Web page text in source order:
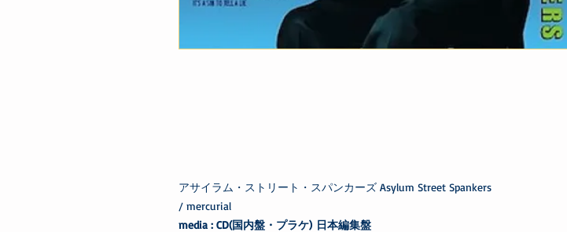
アサイラム・ストリート・スパンカーズ Asylum Street Spankers
/ mercurial
media : CD(国内盤・プラケ) 日本編集盤